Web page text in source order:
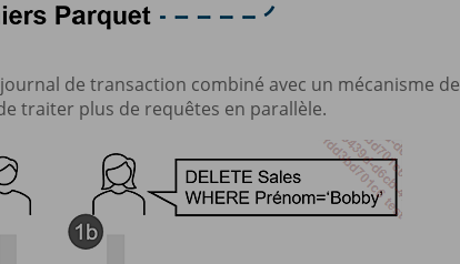
de transaction combiné avec un mécanisme de
traiter plus de requêtes en parallèle.